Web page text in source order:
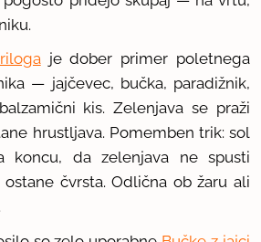
je dober primer poletnega
— jajčevec, bučka, paradižnik,
kis. Zelenjava se praži
hrustljava. Pomemben trik: sol
koncu, da zelenjava ne spusti
čvrsta. Odlična ob žaru ali